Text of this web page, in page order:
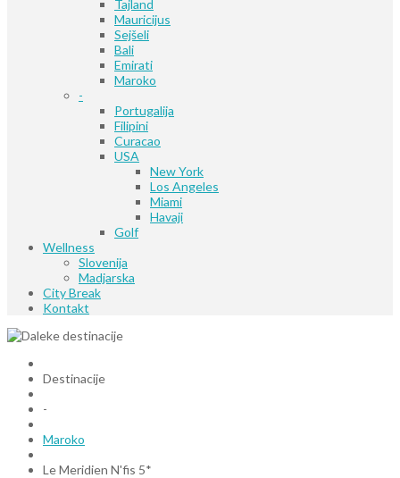
Tajland
Mauricijus
Sejšeli
Bali
Emirati
Maroko
-
Portugalija
Filipini
Curacao
USA
New York
Los Angeles
Miami
Havaji
Golf
Wellness
Slovenija
Madjarska
City Break
Kontakt
Destinacije
-
Maroko
Le Meridien N'fis 5*